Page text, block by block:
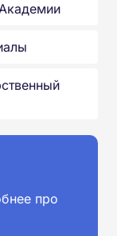
про